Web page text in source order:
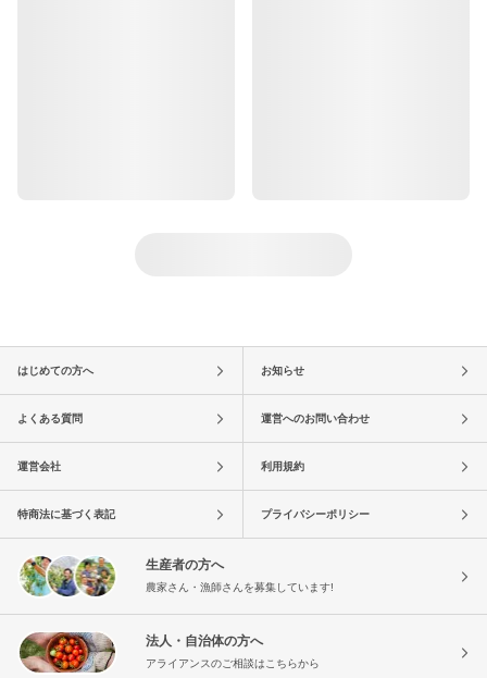
はじめての方へ お知らせ
よくある質問 運営へのお問い合わせ
運営会社 利用規約
特商法に基づく表記 プライバシーポリシー
生産者の方へ
農家さん・漁師さんを募集しています!
法人・自治体の方へ
アライアンスのご相談はこちらから